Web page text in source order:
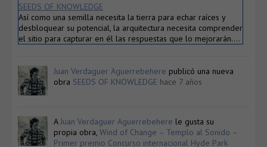
SEEDS OF KNOWLEDGE
Así como una semilla necesita la tierra para echar raíces y
desbloquear su potencial, la arquitectura necesita comprender
el sitio para capturar en él las respuestas que lo mejorarán….
Juan Verdaguer Aguerrebehere publicó una nueva
obra SEEDS OF KNOWLEDGE hace 7 años
AJuan Verdaguer Aguerrebehere le gusta su
propia obra, Wind of Change – Templo al Sonido –
Primer premio Concurso internacional Hyde Park